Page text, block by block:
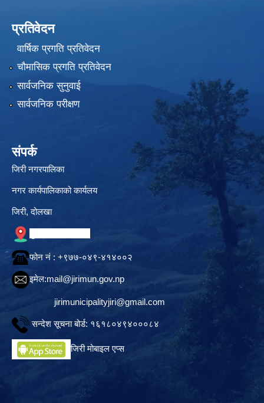
प्रतिवेदन
वार्षिक प्रगति प्रतिवेदन
चौमासिक प्रगति प्रतिवेदन
सार्वजनिक सुनुवाई
सार्वजनिक परीक्षण
संपर्क
जिरी नगरपालिका
नगर कार्यपालिकाको कार्यलय
जिरी, दोलखा
फोन नं‍ : +९७७-०४९-४१४००२
इमेल:mail@jirimun.gov.np
jirimunicipalityjiri@gmail.com
सन्देश सूचना बोर्ड: १६१८०४९४०००८४
जिरी मोबाइल एप्स